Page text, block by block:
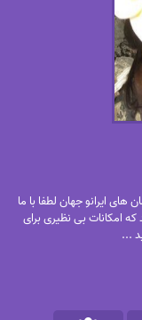
ایرانو جهان لطفا با ما
امکانات بی نظیری برای
...